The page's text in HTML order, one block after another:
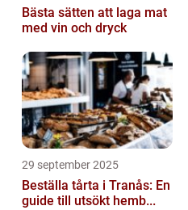
Bästa sätten att laga mat
med vin och dryck
29 september 2025
Beställa tårta i Tranås: En
guide till utsökt hemb...